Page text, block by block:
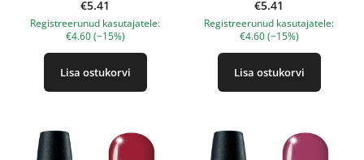
€5.41
Registreerunud kasutajatele:
€4.60 (−15%)
Lisa ostukorvi
€5.41
Registreerunud kasutajatele:
€4.60 (−15%)
Lisa ostukorvi